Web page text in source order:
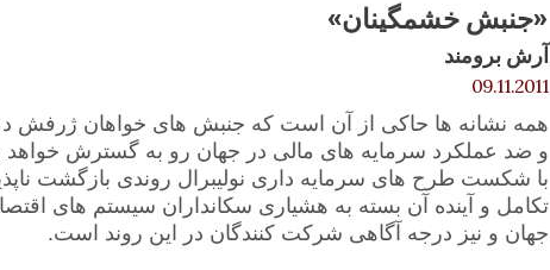
«جنبش خشمگینان»
آرش برومند
09.11.2011
همه نشانه ها حاکی از آن است که جنبش های خواهان ژرفش
و ضد عملکرد سرمایه های مالی در جهان رو به گسترش
با شکست طرح های سرمایه داری نولیبرال روندی بازگشت
تکامل و آینده آن بسته به هشیاری سکانداران سیستم های
جهان و نیز درجه آگاهی شرکت کنندگان در این روند است.